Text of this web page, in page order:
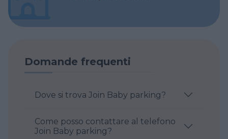
Domande frequenti
Dove si trova Join Baby parking?
Come posso contattare al telefono
Join Baby parking?